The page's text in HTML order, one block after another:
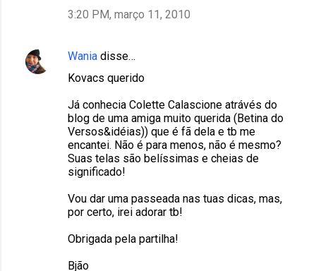
o
s
3:20 PM, março 11, 2010
Wania disse…
Kovacs querido
Já conhecia Colette Calascione atrávés do
blog de uma amiga muito querida (Betina do
Versos&idéias)) que é fã dela e tb me
encantei. Não é para menos, não é mesmo?
Suas telas são belíssimas e cheias de
significado!
Vou dar uma passeada nas tuas dicas, mas,
por certo, irei adorar tb!
Obrigada pela partilha!
Bjão